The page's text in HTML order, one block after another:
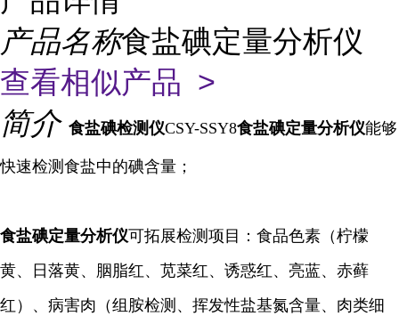
产品名称食盐碘定量分析仪
查看相似产品 >
简介 食盐碘检测仪CSY-SSY8食盐碘定量分析仪能够
快速检测食盐中的碘含量；
食盐碘定量分析仪可拓展检测项目：食品色素（柠檬
黄、日落黄、胭脂红、苋菜红、诱惑红、亮蓝、赤藓
红）、病害肉（组胺检测、挥发性盐基氮含量、肉类细